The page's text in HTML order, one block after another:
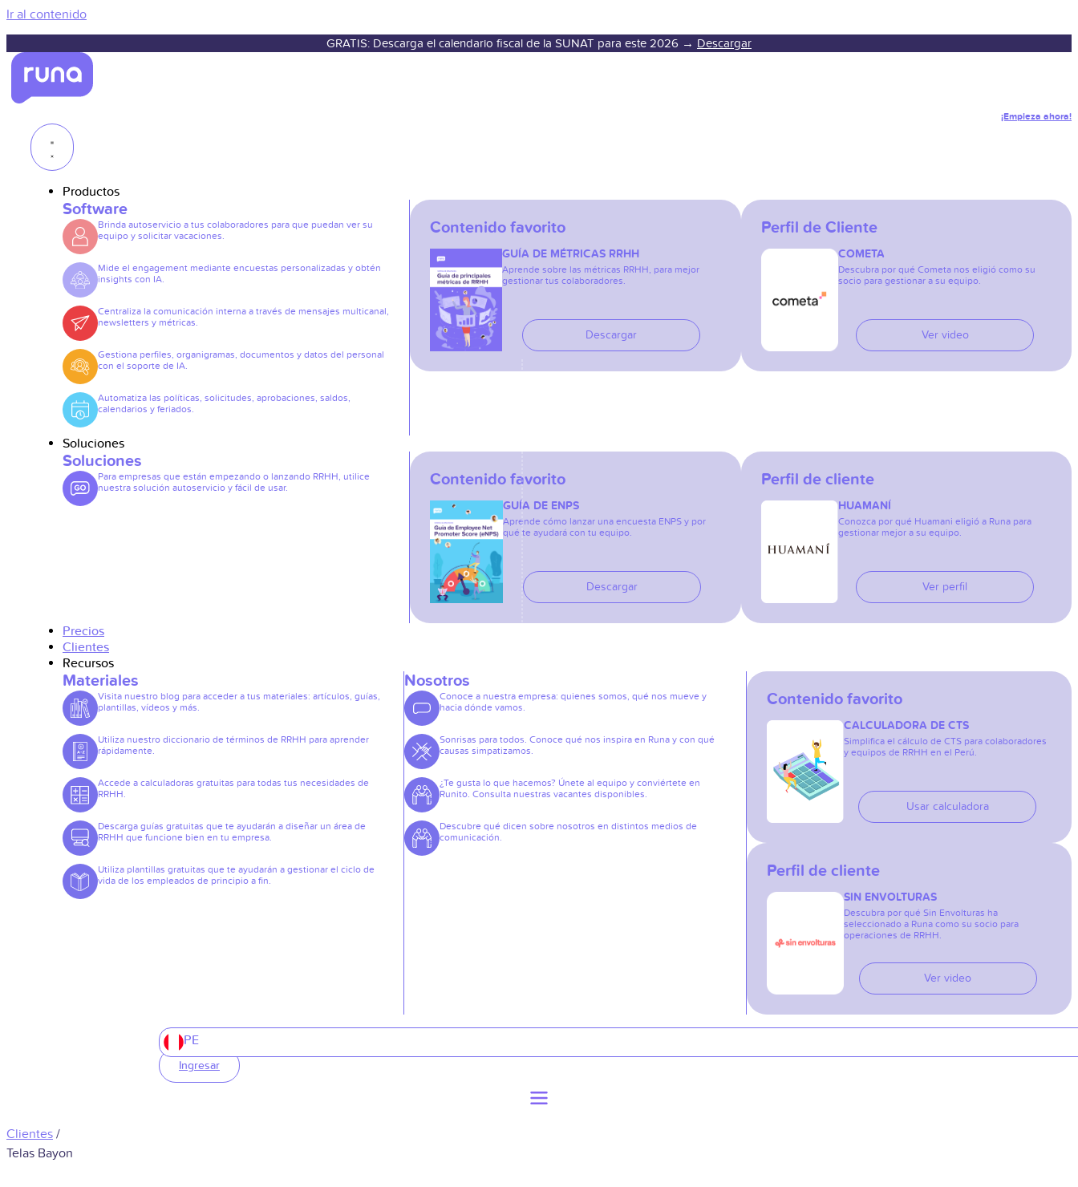
Ir al contenido
GRATIS: Descarga el calendario fiscal de la SUNAT para este 2026 → Descargar
¡Empieza ahora!
Productos
Software
Brinda autoservicio a tus colaboradores para que puedan ver su
equipo y solicitar vacaciones.
Mide el engagement mediante encuestas personalizadas y obtén
insights con IA.
Centraliza la comunicación interna a través de mensajes multicanal,
newsletters y métricas.
Gestiona perfiles, organigramas, documentos y datos del personal
con el soporte de IA.
Automatiza las políticas, solicitudes, aprobaciones, saldos,
calendarios y feriados.
Contenido favorito
GUÍA DE MÉTRICAS RRHH
Aprende sobre las métricas RRHH, para mejor
gestionar tus colaboradores.
Descargar
Perfil de Cliente
COMETA
Descubra por qué Cometa nos eligió como su
socio para gestionar a su equipo.
Ver video
Soluciones
Soluciones
Para empresas que están empezando o lanzando RRHH, utilice
nuestra solución autoservicio y fácil de usar.
Contenido favorito
GUÍA DE ENPS
Aprende cómo lanzar una encuesta ENPS y por
qué te ayudará con tu equipo.
Descargar
Perfil de cliente
HUAMANÍ
Conozca por qué Huamani eligió a Runa para
gestionar mejor a su equipo.
Ver perfil
Precios
Clientes
Recursos
Materiales
Visita nuestro blog para acceder a tus materiales: artículos, guías,
plantillas, vídeos y más.
Utiliza nuestro diccionario de términos de RRHH para aprender
rápidamente.
Accede a calculadoras gratuitas para todas tus necesidades de
RRHH.
Descarga guías gratuitas que te ayudarán a diseñar un área de
RRHH que funcione bien en tu empresa.
Utiliza plantillas gratuitas que te ayudarán a gestionar el ciclo de
vida de los empleados de principio a fin.
Nosotros
Conoce a nuestra empresa: quienes somos, qué nos mueve y
hacia dónde vamos.
Sonrisas para todos. Conoce qué nos inspira en Runa y con qué
causas simpatizamos.
¿Te gusta lo que hacemos? Únete al equipo y conviértete en
Runito. Consulta nuestras vacantes disponibles.
Descubre qué dicen sobre nosotros en distintos medios de
comunicación.
Contenido favorito
CALCULADORA DE CTS
Simplifica el cálculo de CTS para colaboradores
y equipos de RRHH en el Perú.
Usar calculadora
Perfil de cliente
SIN ENVOLTURAS
Descubra por qué Sin Envolturas ha
seleccionado a Runa como su socio para
operaciones de RRHH.
Ver video
PE
Ingresar
Clientes /
Telas Bayon